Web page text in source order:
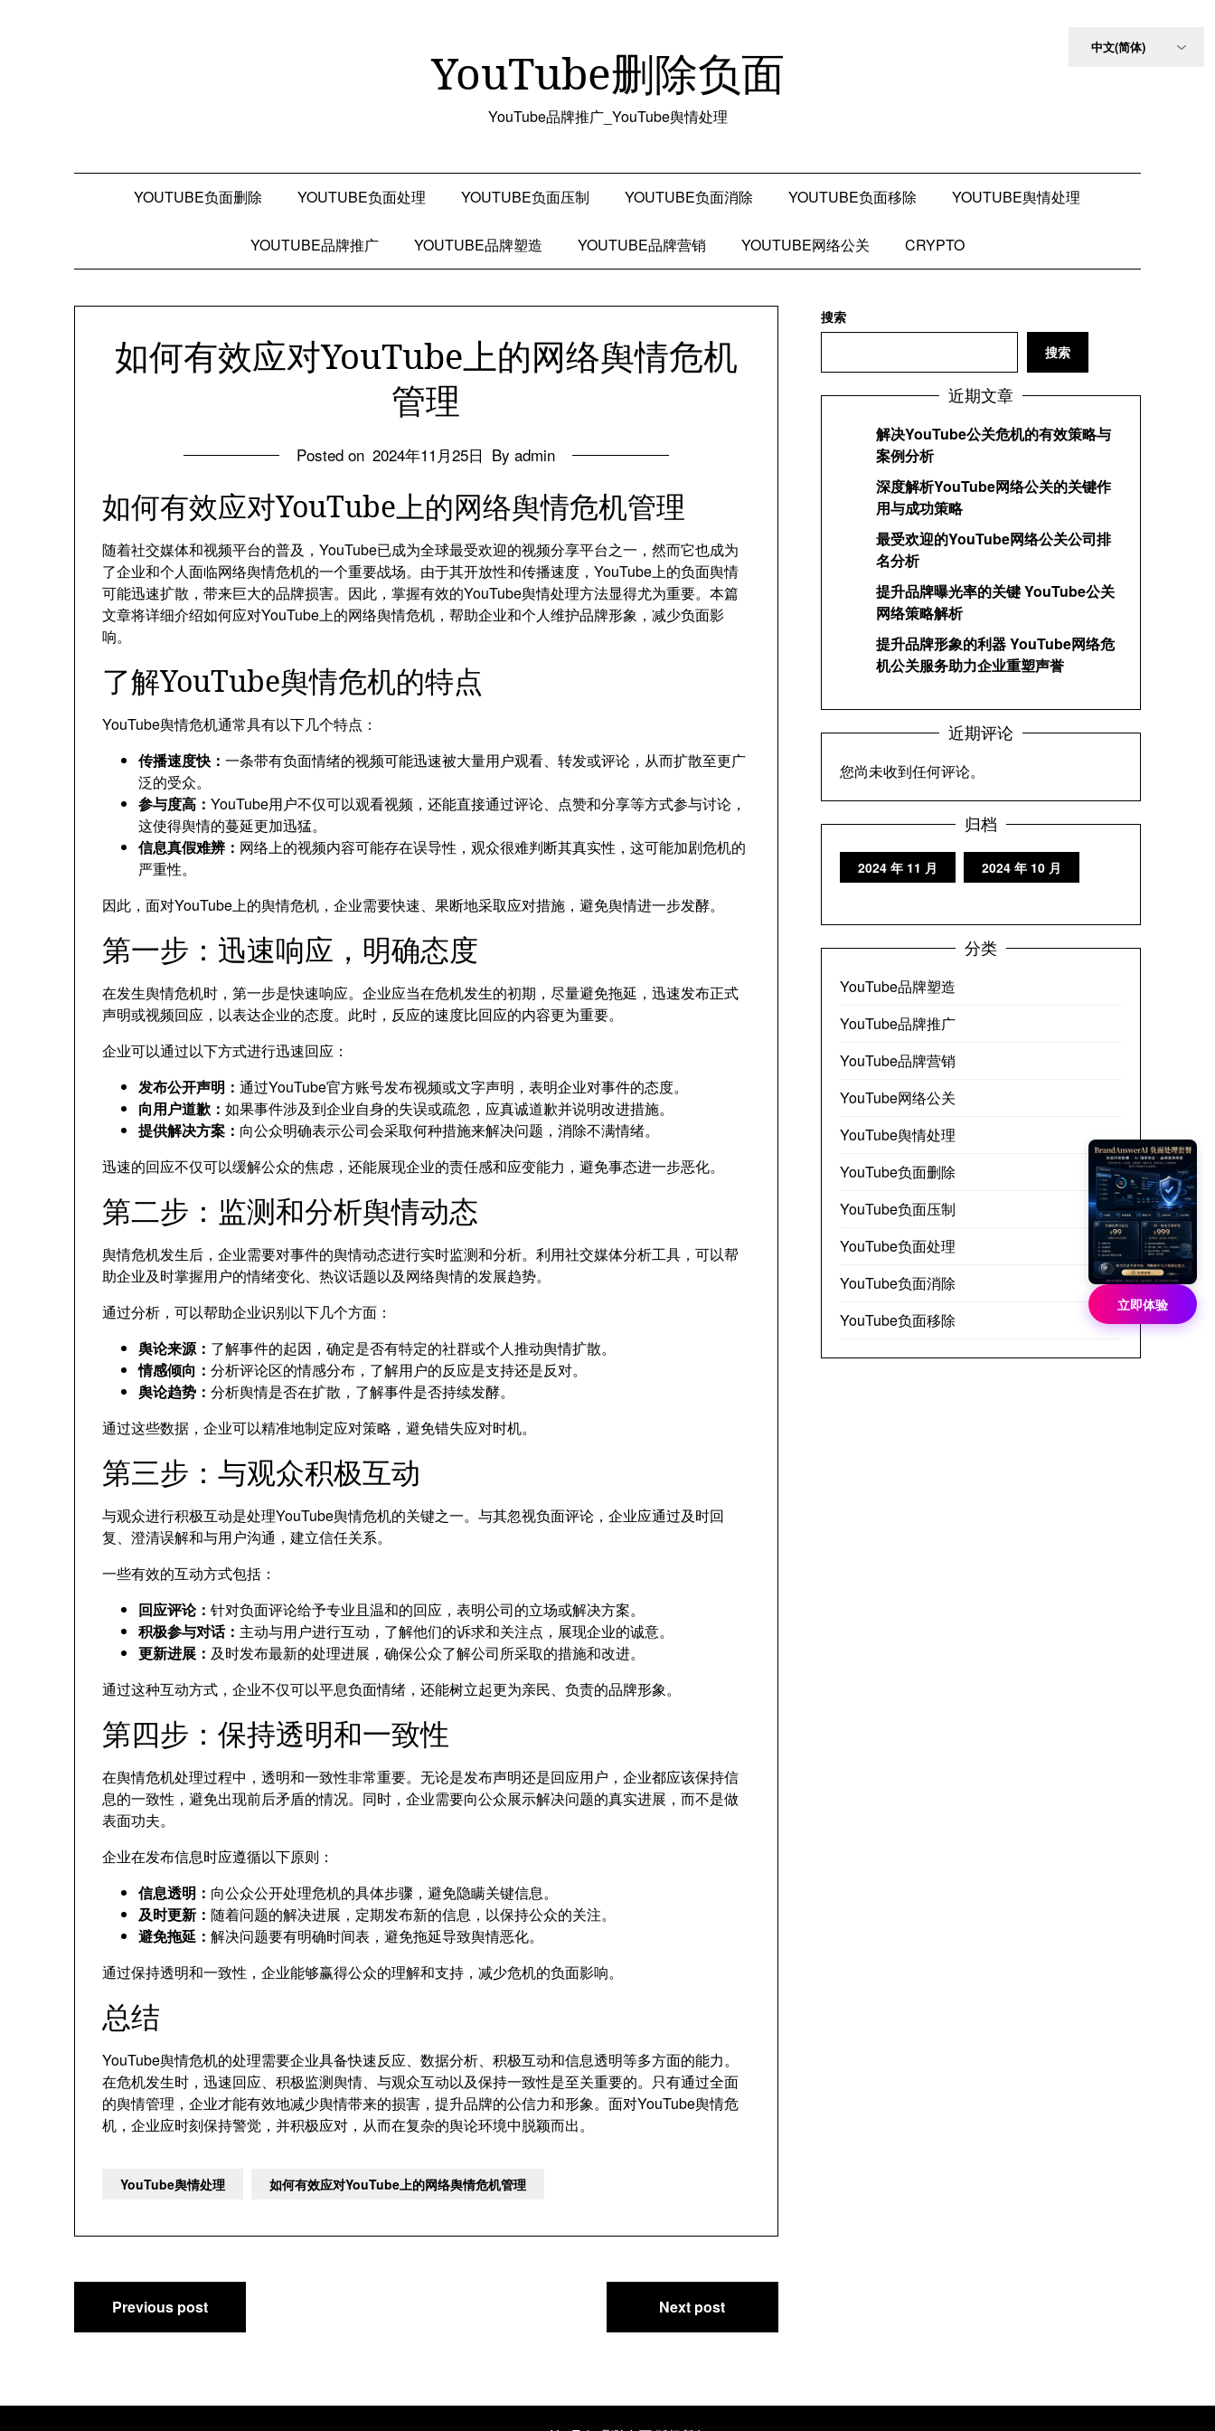
YouTube删除负面
YouTube品牌推广_YouTube舆情处理
YOUTUBE负面删除 YOUTUBE负面处理 YOUTUBE负面压制 YOUTUBE负面消除 YOUTUBE负面移除 YOUTUBE舆情处理
YOUTUBE品牌推广 YOUTUBE品牌塑造 YOUTUBE品牌营销 YOUTUBE网络公关 CRYPTO
如何有效应对YouTube上的网络舆情危机
管理
Posted on 2024年11月25日 By admin
如何有效应对YouTube上的网络舆情危机管理
随着社交媒体和视频平台的普及，YouTube已成为全球最受欢迎的视频分享平台之一，然而它也成为
了企业和个人面临网络舆情危机的一个重要战场。由于其开放性和传播速度，YouTube上的负面舆情
可能迅速扩散，带来巨大的品牌损害。因此，掌握有效的YouTube舆情处理方法显得尤为重要。本篇
文章将详细介绍如何应对YouTube上的网络舆情危机，帮助企业和个人维护品牌形象，减少负面影
响。
了解YouTube舆情危机的特点
YouTube舆情危机通常具有以下几个特点：
传播速度快： 一条带有负面情绪的视频可能迅速被大量用户观看、转发或评论，从而扩散至更广
泛的受众。
参与度高： YouTube用户不仅可以观看视频，还能直接通过评论、点赞和分享等方式参与讨论，
这使得舆情的蔓延更加迅猛。
信息真假难辨： 网络上的视频内容可能存在误导性，观众很难判断其真实性，这可能加剧危机的
严重性。
因此，面对YouTube上的舆情危机，企业需要快速、果断地采取应对措施，避免舆情进一步发酵。
第一步：迅速响应，明确态度
在发生舆情危机时，第一步是快速响应。企业应当在危机发生的初期，尽量避免拖延，迅速发布正式
声明或视频回应，以表达企业的态度。此时，反应的速度比回应的内容更为重要。
企业可以通过以下方式进行迅速回应：
发布公开声明： 通过YouTube官方账号发布视频或文字声明，表明企业对事件的态度。
向用户道歉： 如果事件涉及到企业自身的失误或疏忽，应真诚道歉并说明改进措施。
提供解决方案： 向公众明确表示公司会采取何种措施来解决问题，消除不满情绪。
迅速的回应不仅可以缓解公众的焦虑，还能展现企业的责任感和应变能力，避免事态进一步恶化。
第二步：监测和分析舆情动态
舆情危机发生后，企业需要对事件的舆情动态进行实时监测和分析。利用社交媒体分析工具，可以帮
助企业及时掌握用户的情绪变化、热议话题以及网络舆情的发展趋势。
通过分析，可以帮助企业识别以下几个方面：
舆论来源： 了解事件的起因，确定是否有特定的社群或个人推动舆情扩散。
情感倾向： 分析评论区的情感分布，了解用户的反应是支持还是反对。
舆论趋势： 分析舆情是否在扩散，了解事件是否持续发酵。
通过这些数据，企业可以精准地制定应对策略，避免错失应对时机。
第三步：与观众积极互动
与观众进行积极互动是处理YouTube舆情危机的关键之一。与其忽视负面评论，企业应通过及时回
复、澄清误解和与用户沟通，建立信任关系。
一些有效的互动方式包括：
回应评论： 针对负面评论给予专业且温和的回应，表明公司的立场或解决方案。
积极参与对话： 主动与用户进行互动，了解他们的诉求和关注点，展现企业的诚意。
更新进展： 及时发布最新的处理进展，确保公众了解公司所采取的措施和改进。
通过这种互动方式，企业不仅可以平息负面情绪，还能树立起更为亲民、负责的品牌形象。
第四步：保持透明和一致性
在舆情危机处理过程中，透明和一致性非常重要。无论是发布声明还是回应用户，企业都应该保持信
息的一致性，避免出现前后矛盾的情况。同时，企业需要向公众展示解决问题的真实进展，而不是做
表面功夫。
企业在发布信息时应遵循以下原则：
信息透明： 向公众公开处理危机的具体步骤，避免隐瞒关键信息。
及时更新： 随着问题的解决进展，定期发布新的信息，以保持公众的关注。
避免拖延： 解决问题要有明确时间表，避免拖延导致舆情恶化。
通过保持透明和一致性，企业能够赢得公众的理解和支持，减少危机的负面影响。
总结
YouTube舆情危机的处理需要企业具备快速反应、数据分析、积极互动和信息透明等多方面的能力。
在危机发生时，迅速回应、积极监测舆情、与观众互动以及保持一致性是至关重要的。只有通过全面
的舆情管理，企业才能有效地减少舆情带来的损害，提升品牌的公信力和形象。面对YouTube舆情危
机，企业应时刻保持警觉，并积极应对，从而在复杂的舆论环境中脱颖而出。
YouTube舆情处理 如何有效应对YouTube上的网络舆情危机管理
章
航
Previous post Next post
搜索
搜索
近期文章
解决YouTube公关危机的有效策略与
案例分析
深度解析YouTube网络公关的关键作
用与成功策略
最受欢迎的YouTube网络公关公司排
名分析
提升品牌曝光率的关键 YouTube公关
网络策略解析
提升品牌形象的利器 YouTube网络危
机公关服务助力企业重塑声誉
近期评论
您尚未收到任何评论。
归档
2024 年 11 月 2024 年 10 月
分类
YouTube品牌塑造
YouTube品牌推广
YouTube品牌营销
YouTube网络公关
YouTube舆情处理
YouTube负面删除
YouTube负面压制
YouTube负面处理
YouTube负面消除
YouTube负面移除
立即体验